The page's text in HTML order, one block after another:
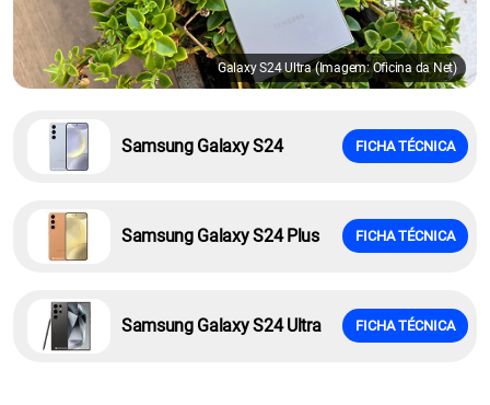
Galaxy S24 Ultra (Imagem: Oficina da Net)
Samsung Galaxy S24 FICHA TÉCNICA
Samsung Galaxy S24 Plus FICHA TÉCNICA
Samsung Galaxy S24 Ultra FICHA TÉCNICA